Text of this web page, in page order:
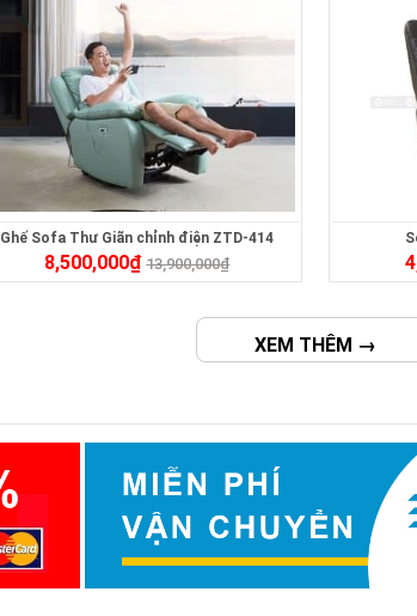
Ghế Sofa Thư Giãn chỉnh điện ZTD-414
8,500,000₫ 13,900,000₫
XEM THÊM →